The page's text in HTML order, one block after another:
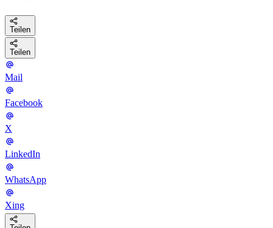
Teilen
Teilen
Mail
Facebook
X
LinkedIn
WhatsApp
Xing